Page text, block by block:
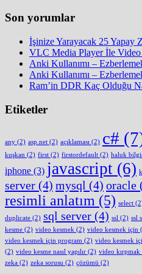
Son yorumlar
İşinize Yarayacak 25 Yapay
VLC Media Player İle Video
Anki Kullanımı –
Anki Kullanımı –
Ram’in DDR Kaç Olduğu
Etiketler
any (2) asp.net (2) açıklaması (2) c#
kuşkan (2) first (2) firstordefault (2) haluk
iphone (3) javascript (6)
server (4) mysql (4) oracle
resimli anlatım (5) select
duplicate (2) sql server (4) ssl (2) ssl
kesme (2) video kesmek (2) video kesmek için
video kesmek için program (2) video kesmek
(2) video kesme nasıl yapılır (2) video kırpmak
zeka (2) zeka sorusu (2) çözümü (2)